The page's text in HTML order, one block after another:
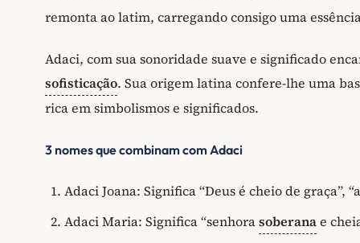
remonta ao latim, carregando consigo uma
Adaci, com sua sonoridade suave e significado
sofisticação. Sua origem latina confere-lhe uma
rica em simbolismos e significados.
3 nomes que combinam com Adaci
Adaci Joana: Significa “Deus é cheio de graça”,
Adaci Maria: Significa “senhorasoberanae